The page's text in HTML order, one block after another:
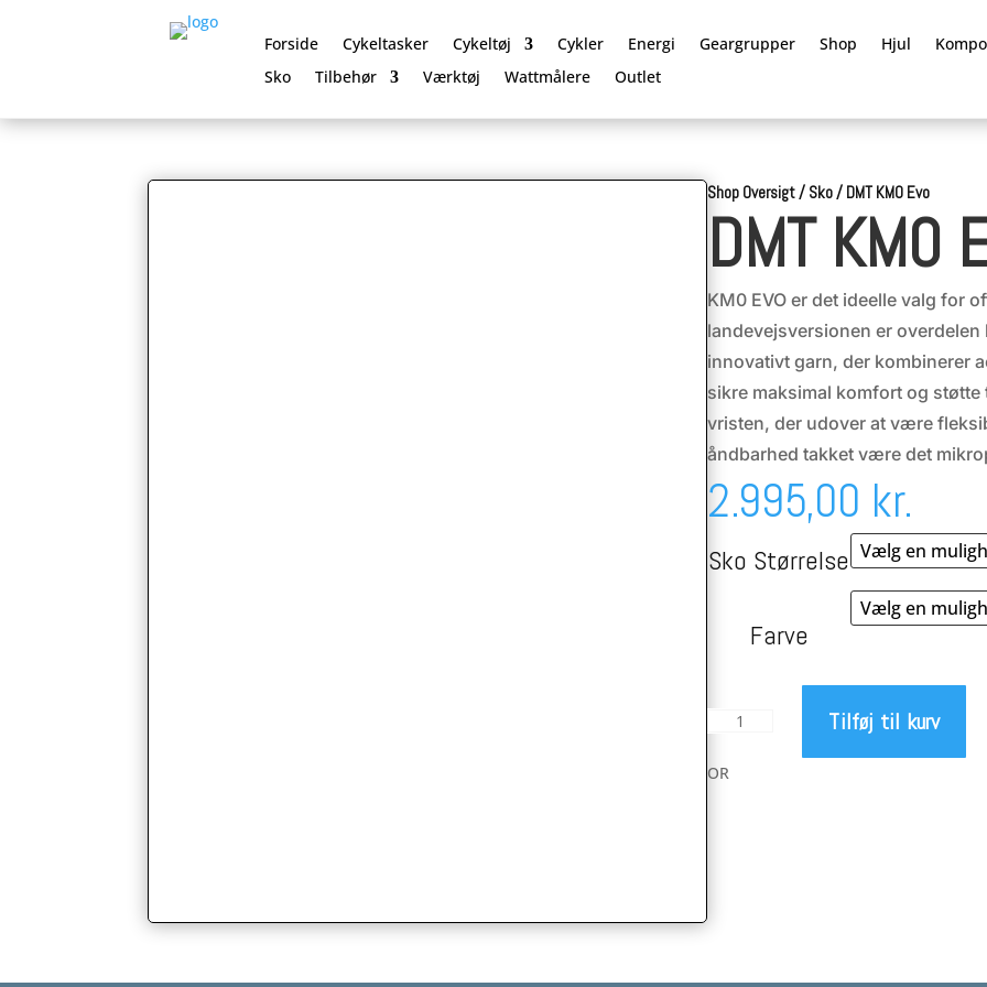
Forside Cykeltasker Cykeltøj Cykler Energi Geargrupper Shop Hjul
Sko
Tilbehør Værktøj Wattmålere Outlet
Shop Oversigt / Sko / DMT KM0 Evo
DMT KM0
KM0 EVO er det ideelle valg for
landevejsversionen er
innovativt garn, der kombinerer
sikre maksimal komfort og
vristen, der udover at være
åndbarhed takket være det
2.995,00 kr.
Sko Størrelse
Farve
DMT
Evo
Tilføj til kurv
OR